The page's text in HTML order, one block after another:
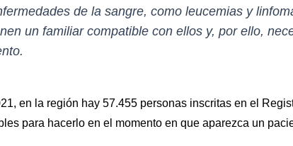
de la sangre, como leucemias y
un familiar compatible con ellos y, por ello,
en la región hay 57.455 personas inscritas en el
para hacerlo en el momento en que aparezca un